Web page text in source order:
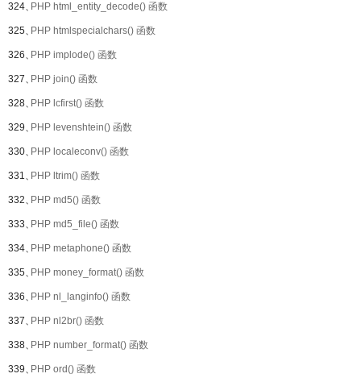
324、PHP html_entity_decode() 函数
325、PHP htmlspecialchars() 函数
326、PHP implode() 函数
327、PHP join() 函数
328、PHP lcfirst() 函数
329、PHP levenshtein() 函数
330、PHP localeconv() 函数
331、PHP ltrim() 函数
332、PHP md5() 函数
333、PHP md5_file() 函数
334、PHP metaphone() 函数
335、PHP money_format() 函数
336、PHP nl_langinfo() 函数
337、PHP nl2br() 函数
338、PHP number_format() 函数
339、PHP ord() 函数